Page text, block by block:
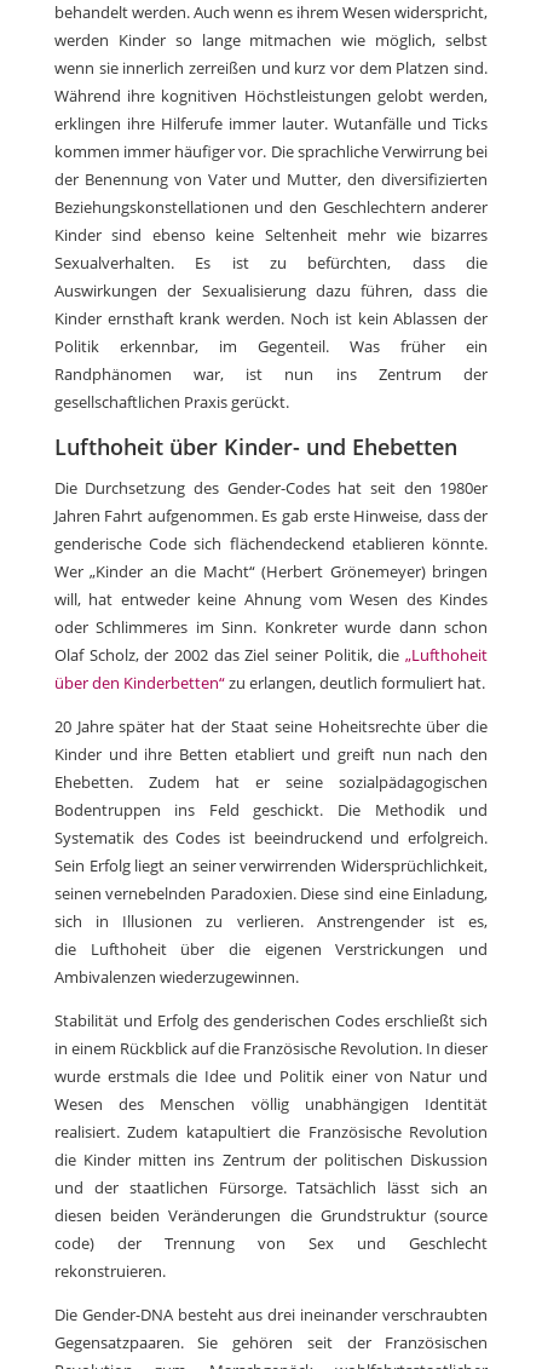
behandelt werden. Auch wenn es ihrem Wesen widerspricht,
werden Kinder so lange mitmachen wie möglich, selbst
wenn sie innerlich zerreißen und kurz vor dem Platzen sind.
Während ihre kognitiven Höchstleistungen gelobt werden,
erklingen ihre Hilferufe immer lauter. Wutanfälle und Ticks
kommen immer häufiger vor. Die sprachliche Verwirrung bei
der Benennung von Vater und Mutter, den diversifizierten
Beziehungskonstellationen und den Geschlechtern anderer
Kinder sind ebenso keine Seltenheit mehr wie bizarres
Sexualverhalten. Es ist zu befürchten, dass die
Auswirkungen der Sexualisierung dazu führen, dass die
Kinder ernsthaft krank werden. Noch ist kein Ablassen der
Politik erkennbar, im Gegenteil. Was früher ein
Randphänomen war, ist nun ins Zentrum der
gesellschaftlichen Praxis gerückt.
Lufthoheit über Kinder- und Ehebetten
Die Durchsetzung des Gender-Codes hat seit den 1980er
Jahren Fahrt aufgenommen. Es gab erste Hinweise, dass der
genderische Code sich flächendeckend etablieren könnte.
Wer „Kinder an die Macht“ (Herbert Grönemeyer) bringen
will, hat entweder keine Ahnung vom Wesen des Kindes
oder Schlimmeres im Sinn. Konkreter wurde dann schon
Olaf Scholz, der 2002 das Ziel seiner Politik, die„Lufthoheit
über den Kinderbetten“zu erlangen, deutlich formuliert hat.
20 Jahre später hat der Staat seine Hoheitsrechte über die
Kinder und ihre Betten etabliert und greift nun nach den
Ehebetten. Zudem hat er seine sozialpädagogischen
Bodentruppen ins Feld geschickt. Die Methodik und
Systematik des Codes ist beeindruckend und erfolgreich.
Sein Erfolg liegt an seiner verwirrenden Widersprüchlichkeit,
seinen vernebelnden Paradoxien. Diese sind eine Einladung,
sich in Illusionen zu verlieren. Anstrengender ist es,
die Lufthoheit über die eigenen Verstrickungen und
Ambivalenzen wiederzugewinnen.
Stabilität und Erfolg des genderischen Codes erschließt sich
in einem Rückblick auf die Französische Revolution. In dieser
wurde erstmals die Idee und Politik einer von Natur und
Wesen des Menschen völlig unabhängigen Identität
realisiert. Zudem katapultiert die Französische Revolution
die Kinder mitten ins Zentrum der politischen Diskussion
und der staatlichen Fürsorge. Tatsächlich lässt sich an
diesen beiden Veränderungen die Grundstruktur (source
code) der Trennung von Sex und Geschlecht
rekonstruieren.
Die Gender-DNA besteht aus drei ineinander verschraubten
Gegensatzpaaren. Sie gehören seit der Französischen